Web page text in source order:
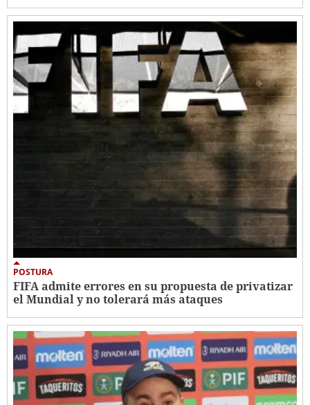
POSTURA
FIFA admite errores en su propuesta de privatizar
el Mundial y no tolerará más ataques